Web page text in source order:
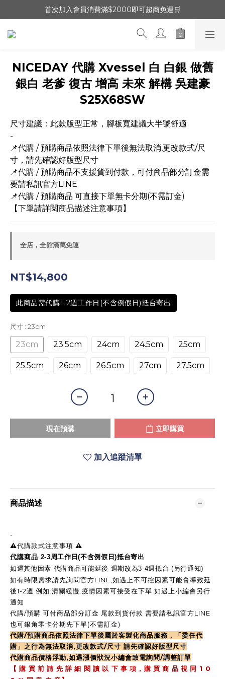
首次加入會員消費滿$2000即可超商免運🛒
NICEDAY 代購 Xvessel 白 白銀 做舊
銀白 老爹 復古 增高 未來 解構 吳建豪
S25X68SW
尺寸建議：此款版型正常，腳板寬建議大半號舒適
-
📌代購 / 預購商品依照法律下單後無法取消,更改款式/尺
寸，請先確認好版型尺寸
📌代購 / 預購商品不支援貨到付款，可付商品部分訂金需
要請私訊官方LINE
📌代購 / 預購商品 可直接下單無卡分期(不需訂金)
【下單請詳閱商品描述注意事項】
全店，全館滿萬免運
NT$14,800
此商品需代購1-2週工作日(不含例假日)抵台寄出
尺寸 : 23cm
23cm 23.5cm 24cm 24.5cm 25cm
25.5cm 26cm 26.5cm 27cm 27.5cm
現在預購 立即購買
加入追蹤清單
商品描述
-
⚠️代購款式注意事項 ⚠️
代購商品 2-3周工作日(不含例假日)抵台寄出
如遇其他因素 代購商品可能延後 週期改為3-4週抵台 (另行通知)
如有時限需求請先詢問官方LINE,如遇上不可控因素可能會導致延
後1-2週 例如:清關緩慢.疫情因素可接受在下單 如遇上小編會另行
通知
代購/預購 可付商品部分訂金 尾款到貨付款 需要請私訊官方LINE
也可銀角零卡分期先下單(不需訂金)
代購/預購商品依照法律下單後屬於客製化商品服務，「委任代
購」之行為無法取消,更改款式/尺寸 請先確認好版型尺寸
代購商品價格浮動,如遇漲價狀況小編會致電詢問/調整訂單
【 購 買 前 請 先 詳 細 閱 讀 以 下 事 項 , 購 買 商 品 視 同 1 0